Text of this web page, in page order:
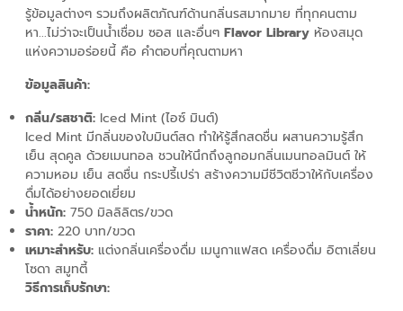
รู้ข้อมูลต่างๆ รวมถึงผลิตภัณฑ์ด้านกลิ่นรสมากมาย ที่ทุกคนตาม
หา...ไม่ว่าจะเป็นน้ำเชื่อม ซอส และอื่นๆ Flavor Library ห้องสมุด
แห่งความอร่อยนี้ คือ คำตอบที่คุณตามหา
ข้อมูลสินค้า:
กลิ่น/รสชาติ: Iced Mint (ไอซ์ มินต์)
Iced Mint มีกลิ่นของใบมินต์สด ทำให้รู้สึกสดชื่น ผสานความรู้สึก
เย็น สุดคูล ด้วยเมนทอล ชวนให้นึกถึงลูกอมกลิ่นเมนทอลมินต์ ให้
ความหอม เย็น สดชื่น กระปรี้เปร่า สร้างความมีชีวิตชีวาให้กับเครื่อง
ดื่มได้อย่างยอดเยี่ยม
น้ำหนัก: 750 มิลลิลิตร/ขวด
ราคา: 220 บาท/ขวด
เหมาะสำหรับ: แต่งกลิ่นเครื่องดื่ม เมนูกาแฟสด เครื่องดื่ม อิตาเลี่ยน
โซดา สมูทตี้
วิธีการเก็บรักษา: